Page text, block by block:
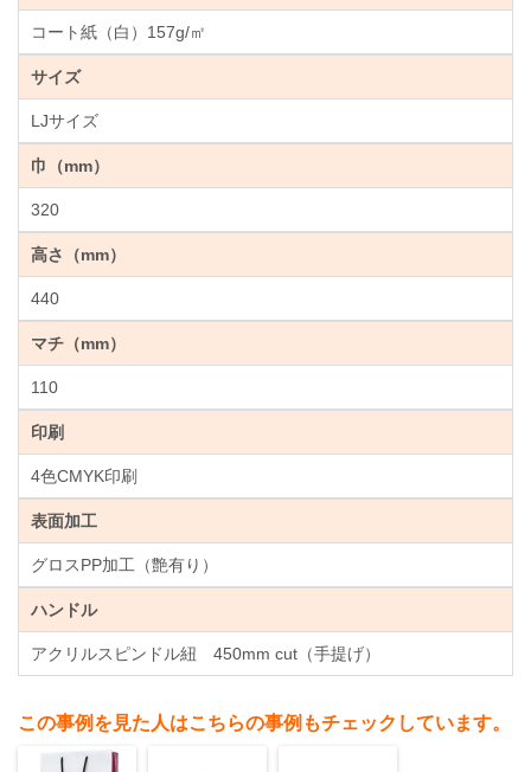
コート紙（白）157g/㎡
サイズ
LJサイズ
巾（mm）
320
高さ（mm）
440
マチ（mm）
110
印刷
4色CMYK印刷
表面加工
グロスPP加工（艶有り）
ハンドル
アクリルスピンドル紐 450mm cut（手提げ）
この事例を見た人はこちらの事例もチェックしています。